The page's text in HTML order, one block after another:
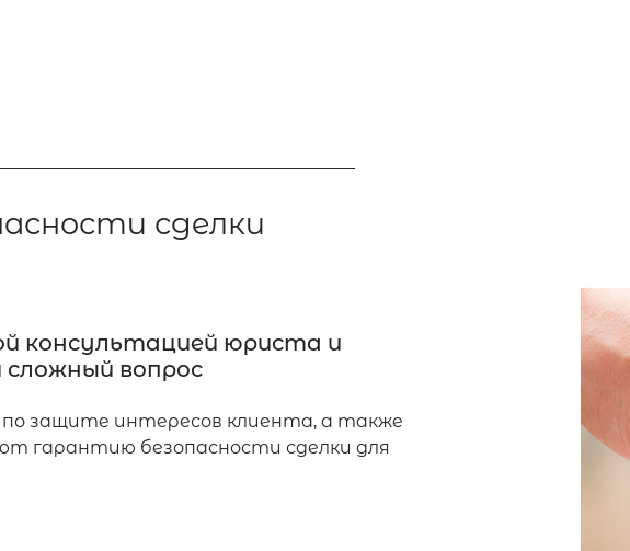
сделки
консультацией юриста и
вопрос
защите интересов клиента, а также
гарантию безопасности сделки для